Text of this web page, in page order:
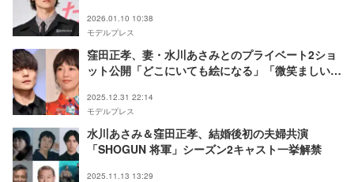
2026.01.10 10:38
モデルプレス
窪田正孝、妻・水川あさみとのプライベート2ショ
ット公開「どこにいても絵になる」「微笑ましい」
2025.12.31 22:14
モデルプレス
水川あさみ＆窪田正孝、結婚後初の夫婦共演
「SHOGUN 将軍」シーズン2キャスト一挙解禁
2025.11.13 13:29